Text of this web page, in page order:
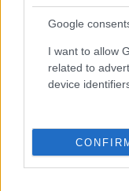
Google
I want to allow
related to
device
μαστού.